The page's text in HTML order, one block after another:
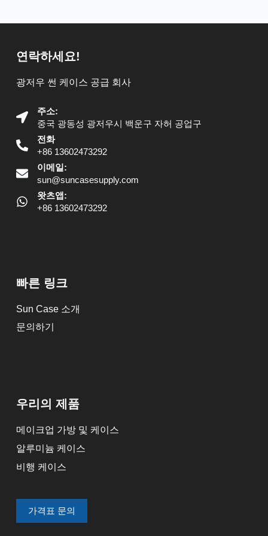
연락하세요!
광저우 썬 케이스 공급 회사
주소:
중국 광동성 광저우시 백운구 자허 공업구
전화
+86 13602473292
이메일:
sun@suncasesupply.com
왓츠앱:
+86 13602473292
빠른 링크
Sun Case 소개
문의하기
우리의 제품
메이크업 가방 및 케이스
알루미늄 케이스
비행 케이스
가격표 문의